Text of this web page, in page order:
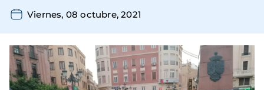
Viernes, 08 octubre, 2021